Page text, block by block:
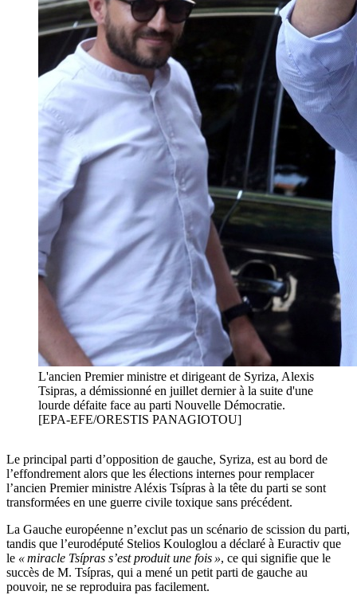
L'ancien Premier ministre et dirigeant de Syriza, Alexis
Tsipras, a démissionné en juillet dernier à la suite d'une
lourde défaite face au parti Nouvelle Démocratie.
[EPA-EFE/ORESTIS PANAGIOTOU]
Le principal parti d’opposition de gauche, Syriza, est au bord de
l’effondrement alors que les élections internes pour remplacer
l’ancien Premier ministre Aléxis Tsípras à la tête du parti se sont
transformées en une guerre civile toxique sans précédent.
La Gauche européenne n’exclut pas un scénario de scission du parti,
tandis que l’eurodéputé Stelios Kouloglou a déclaré à Euractiv que
le « miracle Tsípras s’est produit une fois », ce qui signifie que le
succès de M. Tsípras, qui a mené un petit parti de gauche au
pouvoir, ne se reproduira pas facilement.